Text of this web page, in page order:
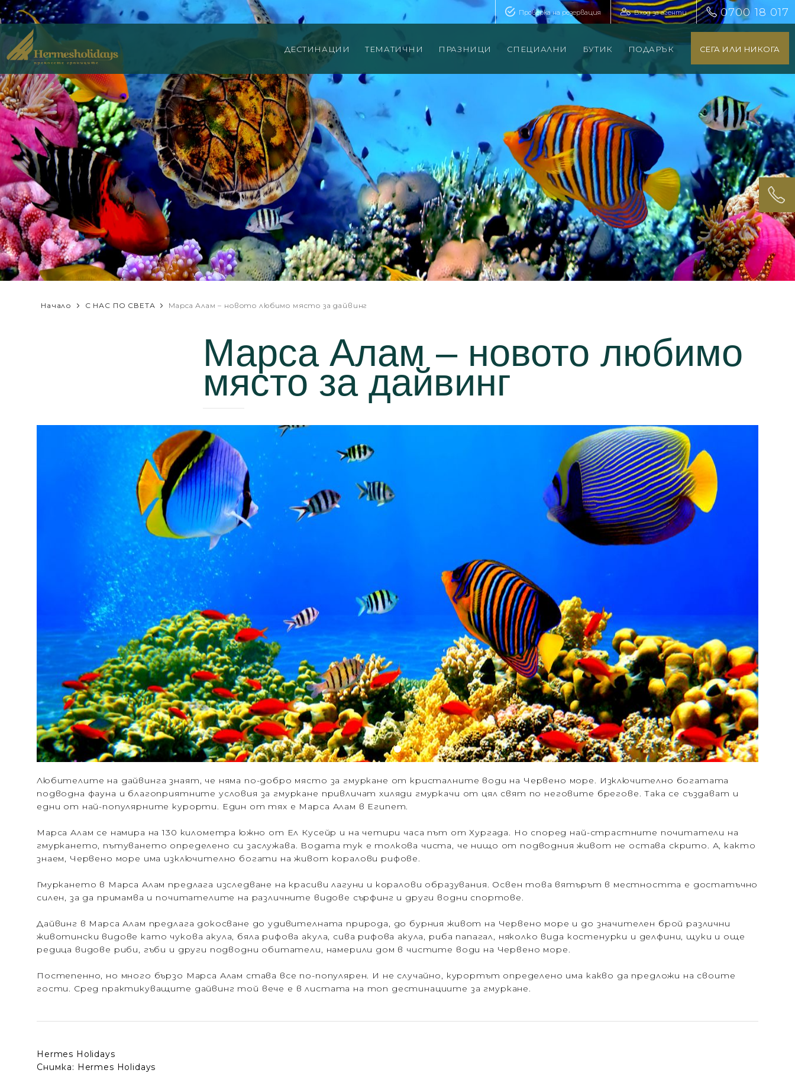
0700 18 017
Вход за агенти
Проверка на резервация
СЕГА ИЛИ НИКОГА
ДЕСТИНАЦИИ ТЕМАТИЧНИ ПРАЗНИЦИ СПЕЦИАЛНИ БУТИК ПОДАРЪК
Начало С НАС ПО СВЕТА Марса Алам – новото любимо място за дайвинг
Марса Алам – новото любимо
място за дайвинг
Любителите на дайвинга знаят, че няма по-добро място за гмуркане от кристалните води на Червено море. Изключително богатата
подводна фауна и благоприятните условия за гмуркане привличат хиляди гмуркачи от цял свят по неговите брегове. Така се създават и
едни от най-популярните курорти. Един от тях е Марса Алам в Египет.
Марса Алам се намира на 130 километра южно от Ел Кусейр и на четири часа път от Хургада. Но според най-страстните почитатели на
гмуркането, пътуването определено си заслужава. Водата тук е толкова чиста, че нищо от подводния живот не остава скрито. А, както
знаем, Червено море има изключително богати на живот коралови рифове.
Гмуркането в Марса Алам предлага изследване на красиви лагуни и коралови образувания. Освен това вятърът в местността е достатъчно
силен, за да примамва и почитателите на различните видове сърфинг и други водни спортове.
Дайвинг в Марса Алам предлага докосване до удивителната природа, до бурния живот на Червено море и до значителен брой различни
животински видове като чукова акула, бяла рифова акула, сива рифова акула, риба папагал, няколко вида костенурки и делфини, щуки и още
редица видове риби, гъби и други подводни обитатели, намерили дом в чистите води на Червено море.
Постепенно, но много бързо Марса Алам става все по-популярен. И не случайно, курортът определено има какво да предложи на своите
гости. Сред практикуващите дайвинг той вече е в листата на топ дестинациите за гмуркане.
Hermes Holidays
Снимка: Hermes Holidays